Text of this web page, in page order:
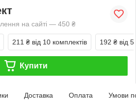
на сайті — 450 ₴
211 ₴ від 10 комплектів 192 ₴ від
Купити
Доставка Оплата Умови